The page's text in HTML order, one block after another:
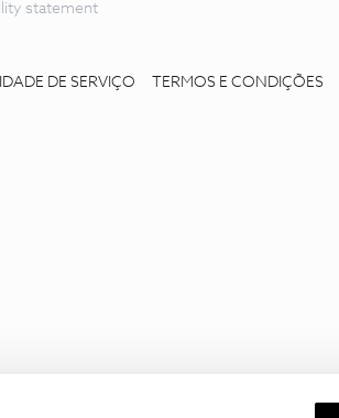
statement
DE SERVIÇO TERMOS E CONDIÇÕES